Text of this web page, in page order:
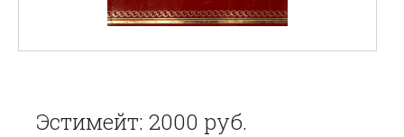
Эстимейт: 2000 руб.